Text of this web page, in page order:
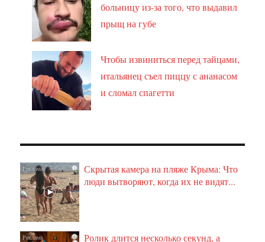
больницу из-за того, что выдавил
прыщ на губе
Чтобы извиниться перед тайцами,
итальянец съел пиццу с ананасом
и сломал спагетти
i
Скрытая камера на пляже Крыма: Что
люди вытворяют, когда их не видят...
i
Ролик длится несколько секунд, а